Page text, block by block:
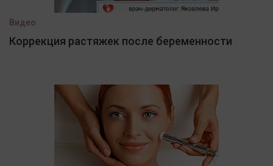
Видео
Коррекция растяжек после беременности